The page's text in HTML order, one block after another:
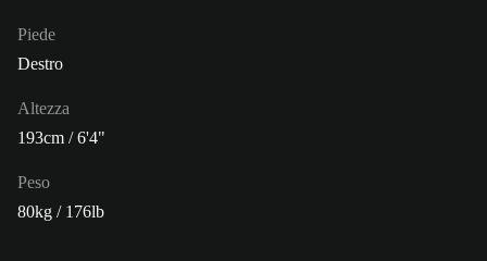
Piede
Destro
Altezza
193cm / 6'4"
Peso
80kg / 176lb